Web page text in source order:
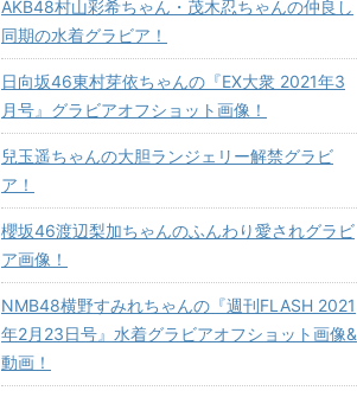
AKB48村山彩希ちゃん・茂木忍ちゃんの仲良し
同期の水着グラビア！
日向坂46東村芽依ちゃんの『EX大衆 2021年3
月号』グラビアオフショット画像！
兒玉遥ちゃんの大胆ランジェリー解禁グラビ
ア！
櫻坂46渡辺梨加ちゃんのふんわり愛されグラビ
ア画像！
NMB48横野すみれちゃんの『週刊FLASH 2021
年2月23日号』水着グラビアオフショット画像&
動画！